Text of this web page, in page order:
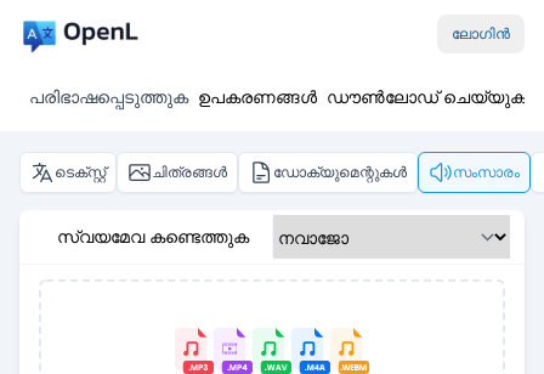
ലോഗിൻ
പരിഭാഷപ്പെടുത്തുക ഉപകരണങ്ങൾ ഡൗൺലോഡ് ചെയ്യുക
ടെക്സ്റ്റ് ചിത്രങ്ങൾ ഡോക്യുമെന്റുകൾ സംസാരം
സ്വയമേവ കണ്ടെത്തുക